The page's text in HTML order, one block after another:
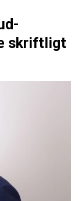
skriftligt